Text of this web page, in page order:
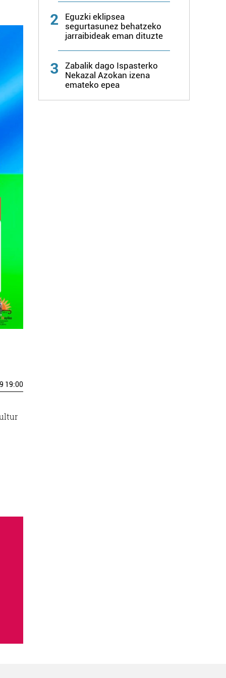
19:00
2
Eguzki eklipsea
segurtasunez behatzeko
jarraibideak eman dituzte
3
Zabalik dago Ispasterko
Nekazal Azokan izena
emateko epea